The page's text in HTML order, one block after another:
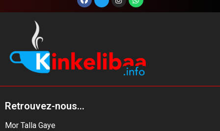
Retrouvez-nous...
Mor Talla Gaye